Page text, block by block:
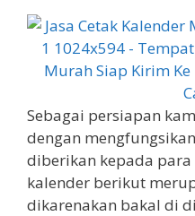
Sebagai persiapan
dengan
diberikan kepada
kalender berikut
dikarenakan bakal di